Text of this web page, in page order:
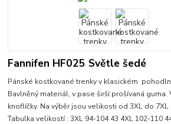
Fannifen HF025 Světle šedé
Pánské kostkované trenky v klasickém
Bavlněný materiál, v pase širší prošívaná
knoflíčky. Na výběr jsou velikosti od 3XL do 7XL
Tabulka velikostí : 3XL 94-104 43 4XL 102-110